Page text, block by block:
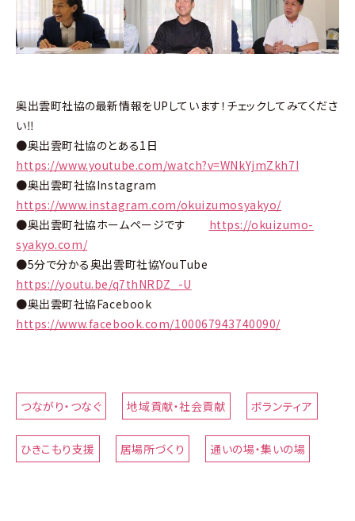
奥出雲町社協の最新情報をUPしています！チェックしてみてくださ
い‼
●奥出雲町社協のとある1日
https://www.youtube.com/watch?v=WNkYjmZkh7I
●奥出雲町社協Instagram
https://www.instagram.com/okuizumosyakyo/
●奥出雲町社協ホームページです https://okuizumo-
syakyo.com/
●5分で分かる奥出雲町社協YouTube
https://youtu.be/q7thNRDZ_-U
●奥出雲町社協Facebook
https://www.facebook.com/100067943740090/
つながり・つなぐ 地域貢献・社会貢献 ボランティア
ひきこもり支援 居場所づくり 通いの場・集いの場